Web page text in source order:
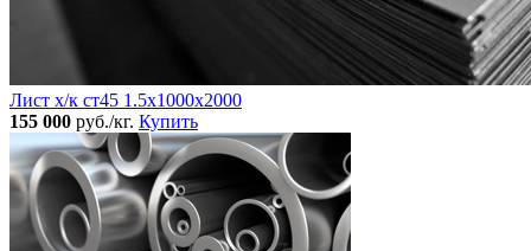
Лист х/к ст45 1.5х1000х2000
155 000 руб./кг. Купить